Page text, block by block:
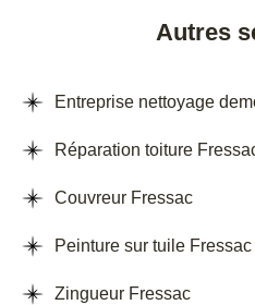
Autres
Entreprise nettoyage
Réparation toiture
Couvreur Fressac
Peinture sur tuile Fressac
Zingueur Fressac